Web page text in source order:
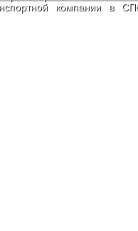
компании в